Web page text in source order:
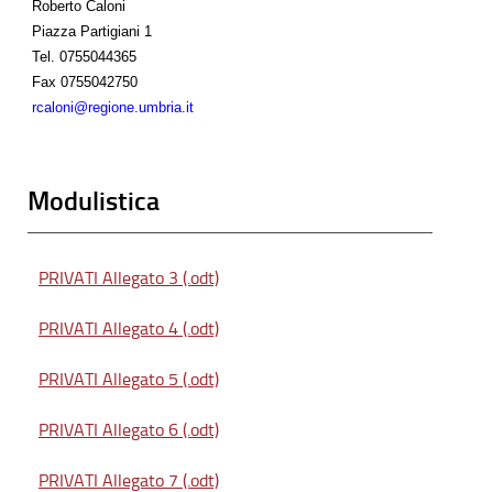
Roberto Caloni
Piazza Partigiani 1
Tel. 0755044365
Fax 0755042750
rcaloni@regione.umbria.it
Modulistica
PRIVATI Allegato 3 (.odt)
PRIVATI Allegato 4 (.odt)
PRIVATI Allegato 5 (.odt)
PRIVATI Allegato 6 (.odt)
PRIVATI Allegato 7 (.odt)